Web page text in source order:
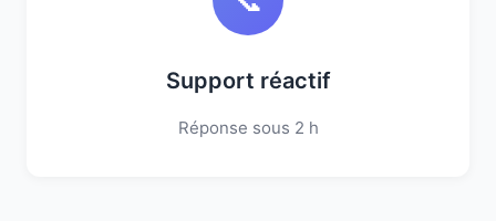
Support réactif
Réponse sous 2 h